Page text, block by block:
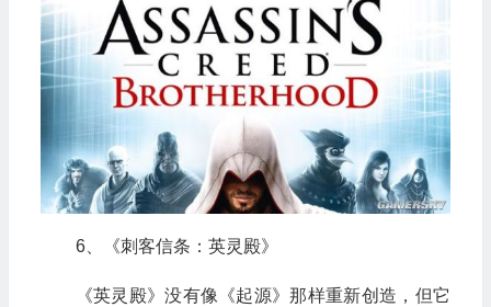
6、《刺客信条：英灵殿》
《英灵殿》没有像《起源》那样重新创造，但它